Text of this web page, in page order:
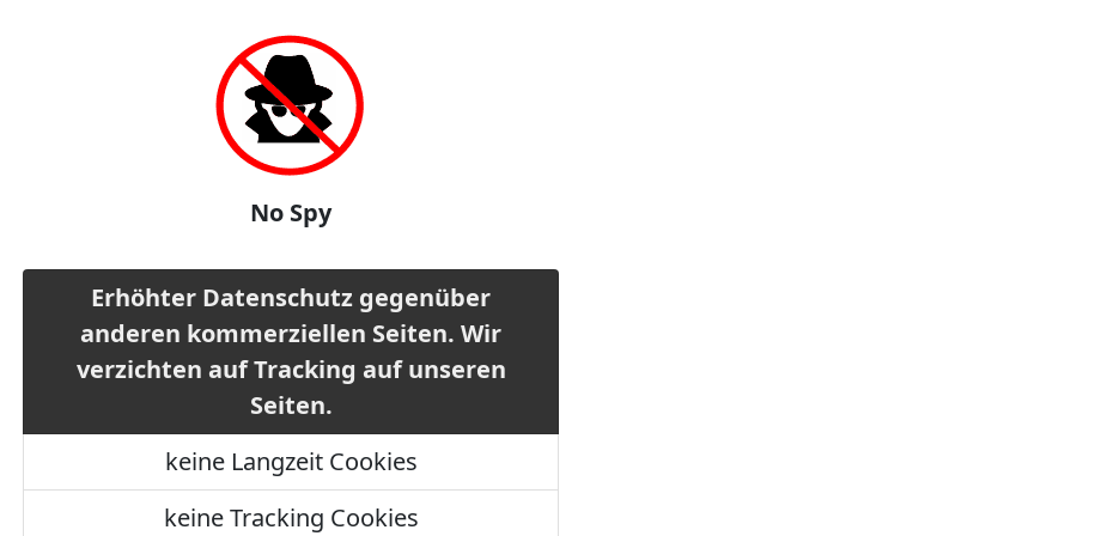
No Spy
Erhöhter Datenschutz gegenüber
anderen kommerziellen Seiten. Wir
verzichten auf Tracking auf unseren
Seiten.
keine Langzeit Cookies
keine Tracking Cookies